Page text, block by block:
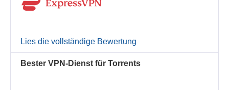
Lies die vollständige Bewertung
Bester VPN-Dienst für Torrents